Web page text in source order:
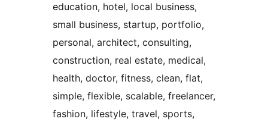
education, hotel, local business,
small business, startup, portfolio,
personal, architect, consulting,
construction, real estate, medical,
health, doctor, fitness, clean, flat,
simple, flexible, scalable, freelancer,
fashion, lifestyle, travel, sports,